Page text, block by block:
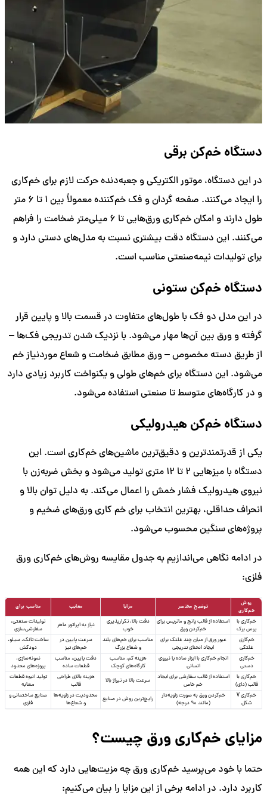
دستگاه خم‌کن برقی
در این دستگاه، موتور الکتریکی و جعبه‌دنده حرکت لازم برای خم‌کاری
را ایجاد می‌کنند. صفحه گردان و فک خم‌کننده معمولاً بین ۱ تا ۶ متر
طول دارند و امکان خم‌کاری ورق‌هایی تا ۶ میلی‌متر ضخامت را فراهم
می‌کنند. این دستگاه دقت بیشتری نسبت به مدل‌های دستی دارد و
برای تولیدات نیمه‌صنعتی مناسب است.
دستگاه خم‌کن ستونی
در این مدل دو فک با طول‌های متفاوت در قسمت بالا و پایین قرار
گرفته و ورق بین آن‌ها مهار می‌شود. با نزدیک شدن تدریجی فک‌ها –
از طریق دسته مخصوص – ورق مطابق ضخامت و شعاع موردنیاز خم
می‌شود. این دستگاه برای خم‌های طولی و یکنواخت کاربرد زیادی دارد
و در کارگاه‌های متوسط تا صنعتی استفاده می‌شود.
دستگاه خم‌کن هیدرولیکی
یکی از قدرتمندترین و دقیق‌ترین ماشین‌های خم‌کاری است. این
دستگاه با میزهایی ۲ تا ۱۲ متری تولید می‌شود و بخش ضربه‌زن با
نیروی هیدرولیک فشار خمش را اعمال می‌کند. به دلیل توان بالا و
انحراف حداقلی، بهترین انتخاب برای خم کاری ورق‌های ضخیم و
پروژه‌های سنگین محسوب می‌شود.
در ادامه نگاهی می‌اندازیم به جدول مقایسه روش‌های خم‌کاری ورق
فلزی:
روش
خم‌کاری
توضیح مختصر مزایا معایب
مناسب برای
خم‌کاری با
پرس برک
استفاده از قالب پانچ و ماتریس برای
خم‌کردن ورق
دقت بالا، تکرارپذیری
خوب
نیاز به اپراتور ماهر
تولیدات صنعتی،
سفارشی‌سازی
خم‌کاری
غلتکی
عبور ورق از میان چند غلتک برای
ایجاد انحنای تدریجی
مناسب برای خم‌های بلند
و شعاع بزرگ
سرعت پایین در
خم‌های تیز
ساخت تانک، سیلو،
دودکش
خم‌کاری
دستی
انجام خم‌کاری با ابزار ساده یا نیروی
انسانی
هزینه کم، مناسب
کارگاه‌های کوچک
دقت پایین، مناسب
قطعات ساده
نمونه‌سازی،
پروژه‌های محدود
خم‌کاری با
قالب (دای)
استفاده از قالب سفارشی برای ایجاد
خم خاص
سرعت بالا در تیراژ بالا
هزینه بالای طراحی
قالب
تولید انبوه قطعات
مشابه
خم‌کاری V
شکل
خم‌کردن ورق به صورت زاویه‌دار
(مانند ۹۰ درجه)
رایج‌ترین روش در صنایع
محدودیت در زاویه‌ها
و شعاع‌ها
صنایع ساختمانی و
فلزی
مزایای خم‌کاری ورق چیست؟
حتما با خود می‌پرسید خم‌کاری ورق چه مزیت‌هایی دارد که این همه
کاربرد دارد. در ادامه برخی از این مزایا را بیان می‌کنیم: